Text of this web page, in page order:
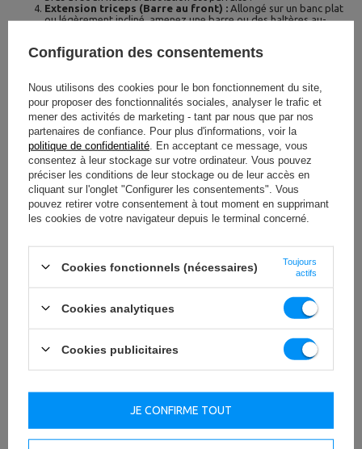
Extension triceps (Barre au front) : Allongé sur un banc plat
ou légèrement incliné, amenez une barre ou des haltères au-
banc
Souvent cantonné au haut du corps, le banc de musculation est aussi un
trésor pour des jambes et des fessiers d'acier ! Un bonbanc muscu
jambespeut transformer radicalement votre routine et vos résultats.
Jambes et fessiers : construisez force et
endurance inébranlables
exercices phares :
derrière vous et effectuez un squat sur une seule jambe. Vos
quadriceps, ischio-jambiers et fessiers seront mis à rude épreuve
! Pour une intensité maximale, saisissez deshaltèresdans chaque
Hip Thrust :Adossé au banc par le haut du dos, les pieds
solidement ancrés au sol, soulevez votre bassin avec puissance
jusqu'à former une ligne droite parfaite avec vos genoux et vos
développer des fessiers ronds et puissants, ainsi que des ischio-
jambiers explosifs !
Montez sur le banc avec une jambe, puis l'autre, en
alternance ou par série. Cetexercice sur banc de muscuest un
fabuleux allié cardio et un puissant bâtisseur pour vos cuisses et
Configuration des consentements
Nous utilisons des cookies pour le bon fonctionnement du site,
pour proposer des fonctionnalités sociales, analyser le trafic et
mener des activités de marketing - tant par nous que par nos
partenaires de confiance. Pour plus d'informations, voir la
politique de confidentialité . En acceptant ce message, vous
consentez à leur stockage sur votre ordinateur. Vous pouvez
préciser les conditions de leur stockage ou de leur accès en
cliquant sur l'onglet "Configurer les consentements". Vous
pouvez retirer votre consentement à tout moment en supprimant
les cookies de votre navigateur depuis le terminal concerné.
Cookies fonctionnels (nécessaires)
Toujours
actifs
Cookies analytiques
Cookies publicitaires
JE CONFIRME TOUT